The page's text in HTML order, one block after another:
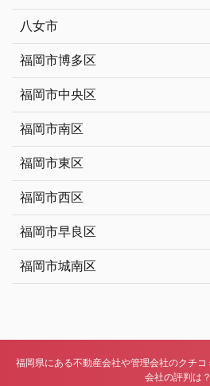
八女市
福岡市博多区
福岡市中央区
福岡市南区
福岡市東区
福岡市西区
福岡市早良区
福岡市城南区
福岡県にある不動産会社や管理会社のクチ
会社の評判は？